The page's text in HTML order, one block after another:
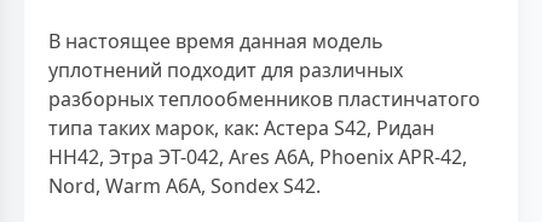
В настоящее время данная модель
уплотнений подходит для различных
разборных теплообменников пластинчатого
типа таких марок, как: Астера S42, Ридан
НН42, Этра ЭТ-042, Ares A6A, Phoenix APR-42,
Nord, Warm A6A, Sondex S42.